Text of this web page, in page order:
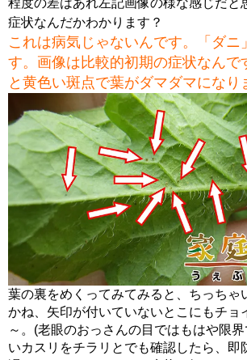
程度の差はあれ左記画像の様な感じだと
症状なんだかわかります？
これは病気じゃないんです。「ダニ
す。画像は比較的初期の症状なんで
と黄色い斑点で葉がダマダマになり
葉の裏をめくってみてみると、ちっちゃ
かね、矢印が付いていないとこにもチョ
～。(老眼のおっさんの目ではもはや限
いカスリをチラリとでも確認したら、即